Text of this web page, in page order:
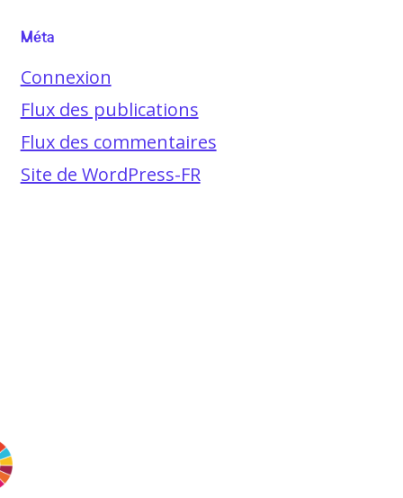
Méta
Connexion
Flux des publications
Flux des commentaires
Site de WordPress-FR